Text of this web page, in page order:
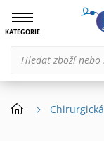
KATEGORIE